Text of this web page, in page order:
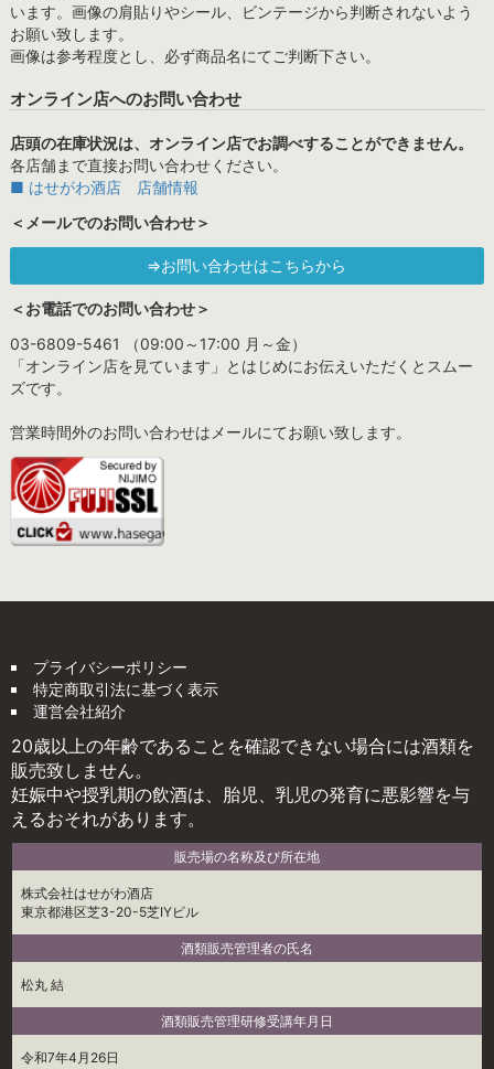
います。画像の肩貼りやシール、ビンテージから判断されないよう
お願い致します。
画像は参考程度とし、必ず商品名にてご判断下さい。
オンライン店へのお問い合わせ
店頭の在庫状況は、オンライン店でお調べすることができません。
各店舗まで直接お問い合わせください。
■ はせがわ酒店 店舗情報
＜メールでのお問い合わせ＞
⇒お問い合わせはこちらから
＜お電話でのお問い合わせ＞
03-6809-5461 （09:00～17:00 月～金）
「オンライン店を見ています」とはじめにお伝えいただくとスムー
ズです。
営業時間外のお問い合わせはメールにてお願い致します。
プライバシーポリシー
特定商取引法に基づく表示
運営会社紹介
20歳以上の年齢であることを確認できない場合には酒類を
販売致しません。
妊娠中や授乳期の飲酒は、胎児、乳児の発育に悪影響を与
えるおそれがあります。
販売場の名称及び所在地
株式会社はせがわ酒店
東京都港区芝3-20-5芝IYビル
酒類販売管理者の氏名
松丸 結
酒類販売管理研修受講年月日
令和7年4月26日